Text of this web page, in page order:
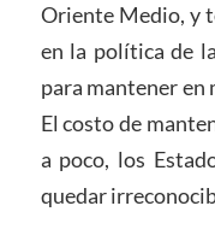
Oriente Medio, y
en la política de
para mantener en
El costo de
a poco, los
quedar